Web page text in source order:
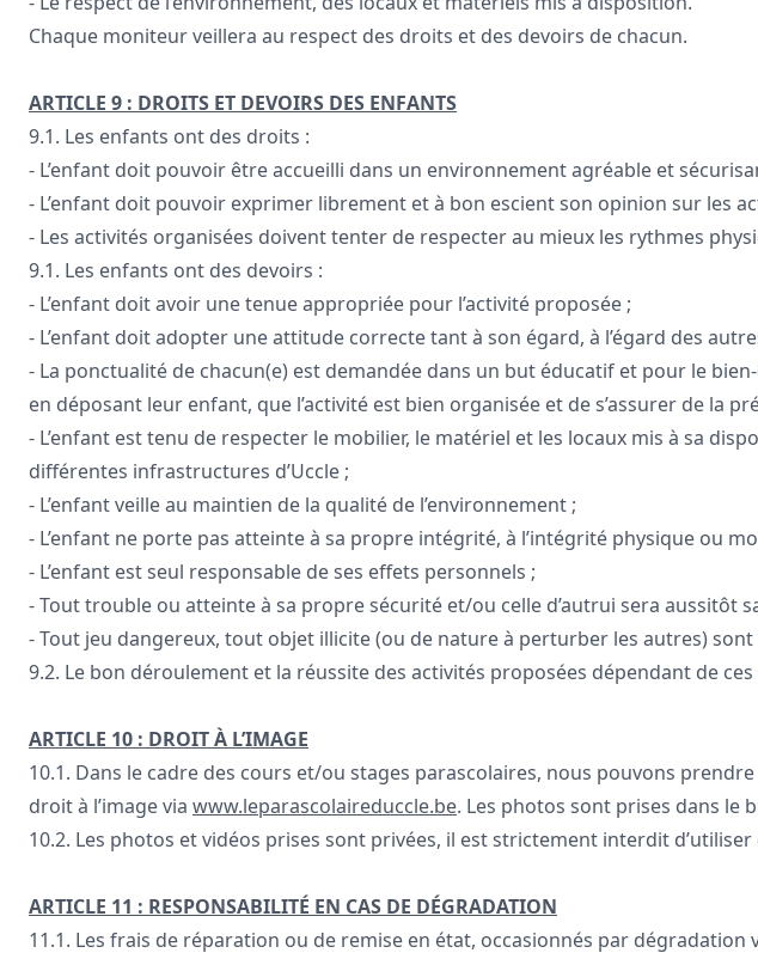
Chaque moniteur veillera au respect des droits et des devoirs de chacun.
ARTICLE 9 : DROITS ET DEVOIRS DES ENFANTS
9.1. Les enfants ont des droits :
- L’enfant doit pouvoir être accueilli dans un environnement agréable et
- L’enfant doit pouvoir exprimer librement et à bon escient son opinion sur les
- Les activités organisées doivent tenter de respecter au mieux les rythmes
9.1. Les enfants ont des devoirs :
- L’enfant doit avoir une tenue appropriée pour l’activité proposée ;
- L’enfant doit adopter une attitude correcte tant à son égard, à l’égard des
- La ponctualité de chacun(e) est demandée dans un but éducatif et pour le
en déposant leur enfant, que l’activité est bien organisée et de s’assurer de la
- L’enfant est tenu de respecter le mobilier, le matériel et les locaux mis à sa
différentes infrastructures d’Uccle ;
- L’enfant veille au maintien de la qualité de l’environnement ;
- L’enfant ne porte pas atteinte à sa propre intégrité, à l’intégrité physique ou
- L’enfant est seul responsable de ses effets personnels ;
- Tout trouble ou atteinte à sa propre sécurité et/ou celle d’autrui sera aussitôt
- Tout jeu dangereux, tout objet illicite (ou de nature à perturber les autres) sont
9.2. Le bon déroulement et la réussite des activités proposées dépendant de
ARTICLE 10 : DROIT À L’IMAGE
10.1. Dans le cadre des cours et/ou stages parascolaires, nous pouvons
droit à l’image via www.leparascolaireduccle.be. Les photos sont prises dans le
10.2. Les photos et vidéos prises sont privées, il est strictement interdit d’utiliser
ARTICLE 11 : RESPONSABILITÉ EN CAS DE DÉGRADATION
11.1. Les frais de réparation ou de remise en état, occasionnés par